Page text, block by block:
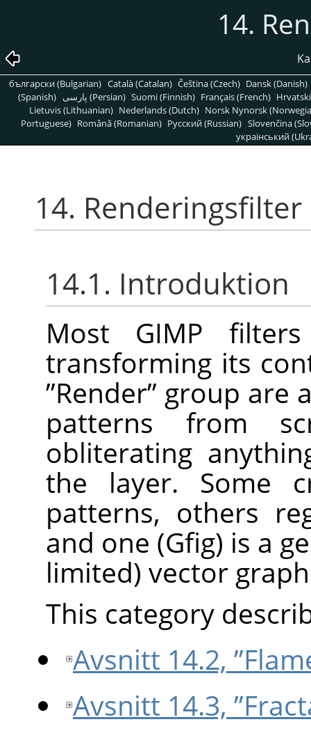
14.
български (Bulgarian) Català (Catalan) Čeština (Czech) Dansk (Danish)
(Spanish)
پارسی (Persian) Suomi (Finnish) Français (French)
Lietuvis (Lithuanian) Nederlands (Dutch) Norsk Nynorsk
Portuguese) Română (Romanian) Pусский (Russian) Slovenčina
український
14. Renderingsfilter
14.1. Introduktion
Most GIMP
transforming its
”Render” group are
patterns from
obliterating
the layer. Some
patterns, others
and one (Gfig) is a
limited) vector
This category
Avsnitt 14.2,
Avsnitt 14.3,